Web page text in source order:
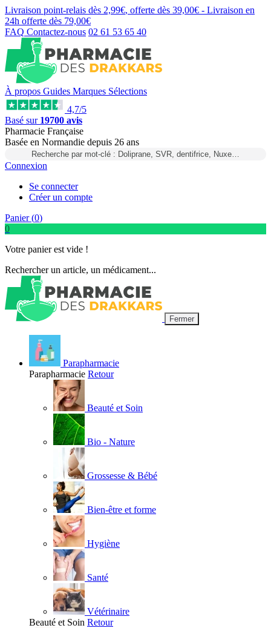
Livraison point-relais dès 2,99€, offerte dès 39,00€ - Livraison en
24h offerte dès 79,00€
FAQ Contactez-nous 02 61 53 65 40
À propos Guides Marques Sélections
4,7/5
Basé sur 19700 avis
Pharmacie Française
Basée en Normandie depuis 26 ans
Recherche par mot-clé : Doliprane, SVR, dentifrice, Nuxe…
Connexion
Se connecter
Créer un compte
Panier (0)
0
Votre panier est vide !
Rechercher un article, un médicament...
Fermer
Parapharmacie
Parapharmacie Retour
Beauté et Soin
Bio - Nature
Grossesse & Bébé
Bien-être et forme
Hygiène
Santé
Vétérinaire
Beauté et Soin Retour